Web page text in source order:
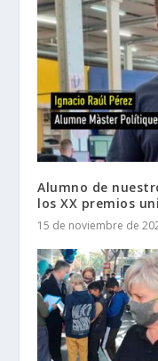
Alumno de
los XX premios
15 de noviembre de